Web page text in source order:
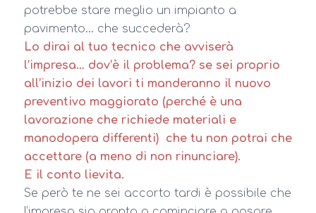
potrebbe stare meglio un impianto a
pavimento… che succederà?
Lo dirai al tuo tecnico che avviserà
l’impresa… dov’è il problema? se sei proprio
all’inizio dei lavori ti manderanno il nuovo
preventivo maggiorato (perché è una
lavorazione che richiede materiali e
manodopera differenti) che tu non potrai che
accettare (a meno di non rinunciare).
E il conto lievita.
Se però te ne sei accorto tardi è possibile che